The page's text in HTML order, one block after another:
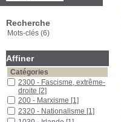
Recherche
Mots-clés (6)
Affiner
Catégories
2300 - Fascisme, extrême-
droite [2]
200 - Marxisme [1]
2320 - Nationalisme [1]